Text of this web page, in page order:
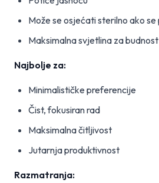
Može se osjećati sterilno ako
Maksimalna svjetlina za budnost
Najbolje za:
Minimalističke preferencije
Čist, fokusiran rad
Maksimalna čitljivost
Jutarnja produktivnost
Razmatranja: